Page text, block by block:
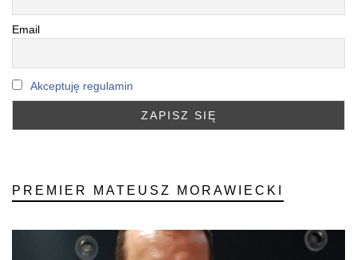
Email
Akceptuję regulamin
PREMIER MATEUSZ MORAWIECKI